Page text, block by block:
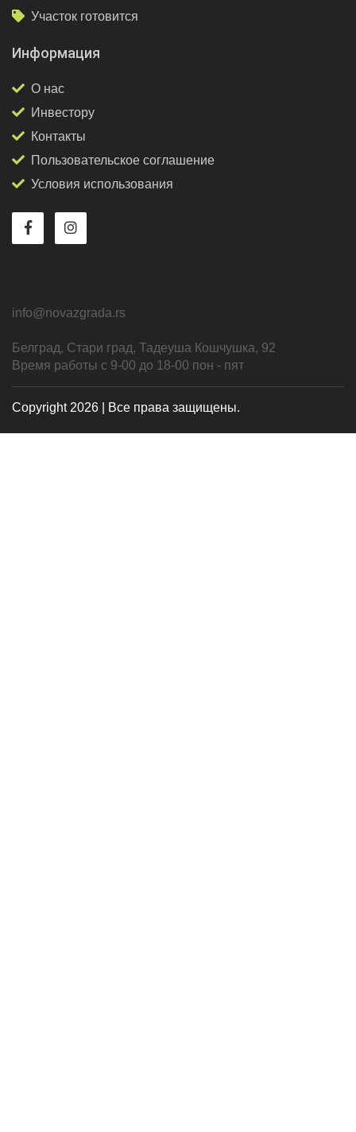
Участок готовится
Информация
О нас
Инвестору
Контакты
Пользовательское соглашение
Условия использования
info@novazgrada.rs
Белград, Стари град, Тадеуша Кошчушка, 92
Время работы с 9-00 до 18-00 пон - пят
Copyright 2026 | Все права защищены.